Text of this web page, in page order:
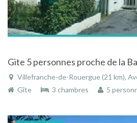
Villefranche-de-Rouergue (21 km),
Gîte
3 chambres 5